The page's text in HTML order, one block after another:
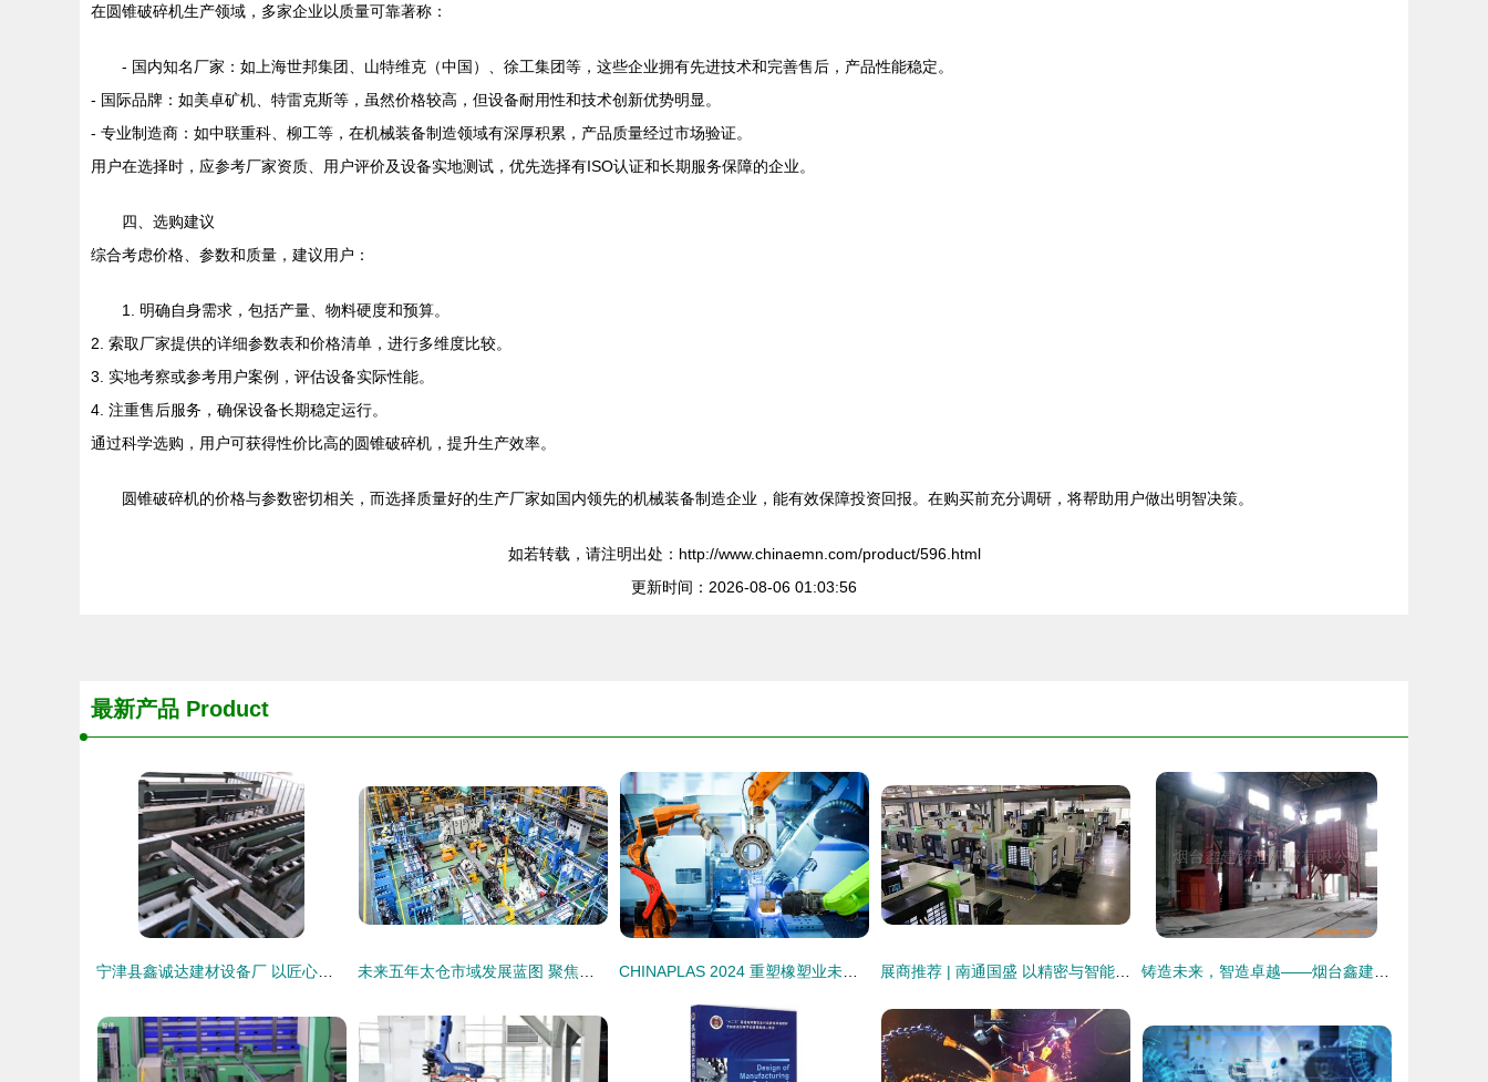
在圆锥破碎机生产领域，多家企业以质量可靠著称：
- 国内知名厂家：如上海世邦集团、山特维克（中国）、徐工集团等，这些企业拥有先进技术和完善售后，产品性能稳定。
- 国际品牌：如美卓矿机、特雷克斯等，虽然价格较高，但设备耐用性和技术创新优势明显。
- 专业制造商：如中联重科、柳工等，在机械装备制造领域有深厚积累，产品质量经过市场验证。
用户在选择时，应参考厂家资质、用户评价及设备实地测试，优先选择有ISO认证和长期服务保障的企业。
四、选购建议
综合考虑价格、参数和质量，建议用户：
1. 明确自身需求，包括产量、物料硬度和预算。
2. 索取厂家提供的详细参数表和价格清单，进行多维度比较。
3. 实地考察或参考用户案例，评估设备实际性能。
4. 注重售后服务，确保设备长期稳定运行。
通过科学选购，用户可获得性价比高的圆锥破碎机，提升生产效率。
圆锥破碎机的价格与参数密切相关，而选择质量好的生产厂家如国内领先的机械装备制造企业，能有效保障投资回报。在购买前充分调研，将帮助用户做出明智决策。
如若转载，请注明出处：http://www.chinaemn.com/product/596.html
更新时间：2026-08-06 01:03:56
最新产品 Product